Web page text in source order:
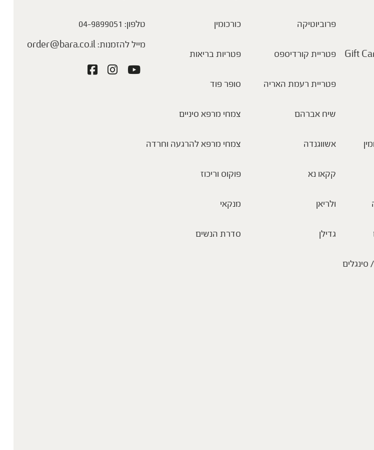
פרוביוטיקה
פטריית קורדיספס
פטריית רעמת האריה
שיח אברהם
אשווגנדה
קקאו נא
ולריאן
גדילן
כורכומין
פטריות בריאות
סופר פוד
צמחי מרפא סיניים
צמחי מרפא להרגעה וחרדה
פוקוס וריכוז
מנקאי
סדרת הנשים
טלפון: 04-9899051
מייל להזמנות:order@bara.co.il